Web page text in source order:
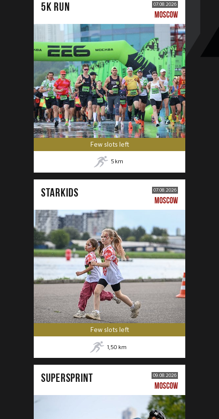
5К RUN 07.08.2026
MOSCOW
Few slots left
5 km
STARKIDS 07.08.2026
MOSCOW
Few slots left
1,50 km
SUPERSPRINT 09.08.2026
MOSCOW